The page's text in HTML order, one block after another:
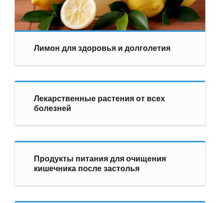
Лимон для здоровья и долголетия
Лекарственные растения от всех
болезней
Продукты питания для очищения
кишечника после застолья